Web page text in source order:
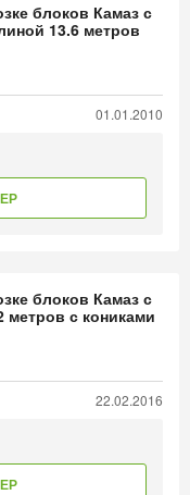
блоков Камаз с
13.6 метров
01.01.2010
блоков Камаз с
метров с кониками
22.02.2016